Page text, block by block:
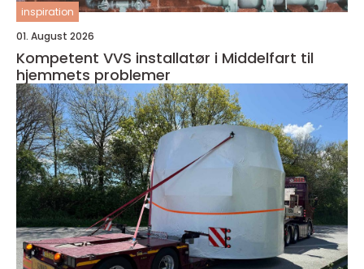
inspiration
01. August 2026
Kompetent VVS installatør i Middelfart til
hjemmets problemer